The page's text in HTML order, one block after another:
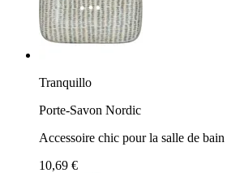
Tranquillo
Porte-Savon Nordic
Accessoire chic pour la salle de bain
10,69 €